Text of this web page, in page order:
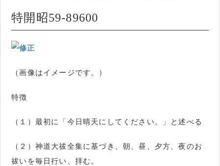
特開昭59-89600
（画像はイメージです。）
特徴
（１）最初に「今日晴天にしてください。」と述べる
（２）神道大祓全集に基づき、朝、昼、夕方、夜のお
祓いを毎日行い、拝む。